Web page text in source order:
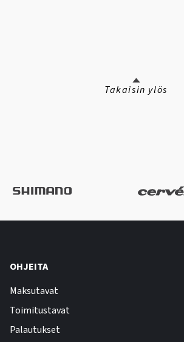
Takaisin ylös
OHJEITA
Maksutavat
Toimitustavat
Palautukset